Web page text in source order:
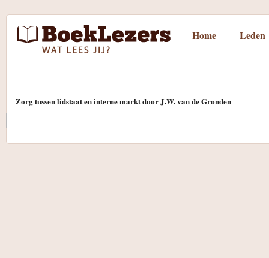
Home Leden
Zorg tussen lidstaat en interne markt door J.W. van de Gronden